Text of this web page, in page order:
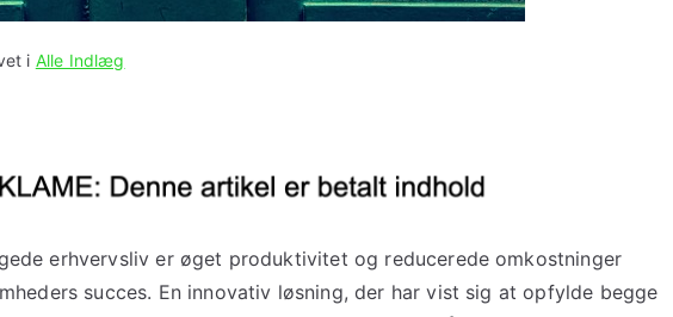
i Alle Indlæg
erhvervsliv er øget produktivitet og reducerede omkostninger
succes. En innovativ løsning, der har vist sig at opfylde begge